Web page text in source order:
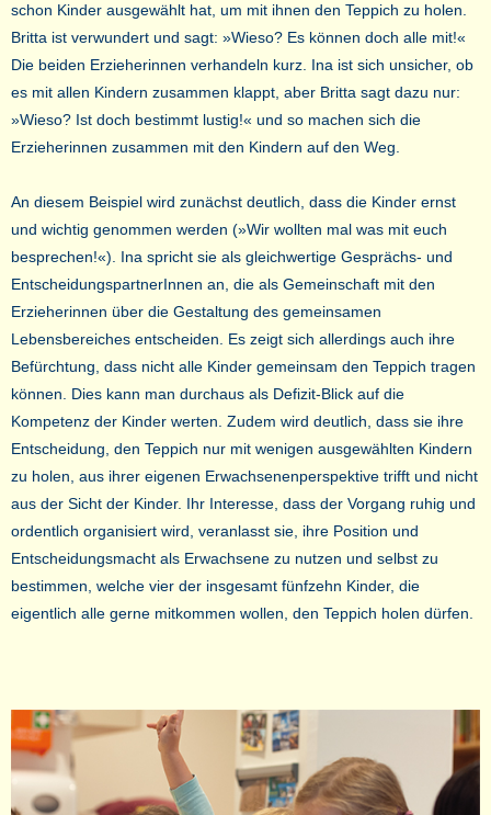
schon Kinder ausgewählt hat, um mit ihnen den Teppich zu holen.
Britta ist verwundert und sagt: »Wieso? Es können doch alle mit!«
Die beiden Erzieherinnen verhandeln kurz. Ina ist sich unsicher, ob
es mit allen Kindern zusammen klappt, aber Britta sagt dazu nur:
»Wieso? Ist doch bestimmt lustig!« und so machen sich die
Erzieherinnen zusammen mit den Kindern auf den Weg.
An diesem Beispiel wird zunächst deutlich, dass die Kinder ernst
und wichtig genommen werden (»Wir wollten mal was mit euch
besprechen!«). Ina spricht sie als gleichwertige Gesprächs- und
EntscheidungspartnerInnen an, die als Gemeinschaft mit den
Erzieherinnen über die Gestaltung des gemeinsamen
Lebensbereiches entscheiden. Es zeigt sich allerdings auch ihre
Befürchtung, dass nicht alle Kinder gemeinsam den Teppich tragen
können. Dies kann man durchaus als Defizit-Blick auf die
Kompetenz der Kinder werten. Zudem wird deutlich, dass sie ihre
Entscheidung, den Teppich nur mit wenigen ausgewählten Kindern
zu holen, aus ihrer eigenen Erwachsenenperspektive trifft und nicht
aus der Sicht der Kinder. Ihr Interesse, dass der Vorgang ruhig und
ordentlich organisiert wird, veranlasst sie, ihre Position und
Entscheidungsmacht als Erwachsene zu nutzen und selbst zu
bestimmen, welche vier der insgesamt fünfzehn Kinder, die
eigentlich alle gerne mitkommen wollen, den Teppich holen dürfen.